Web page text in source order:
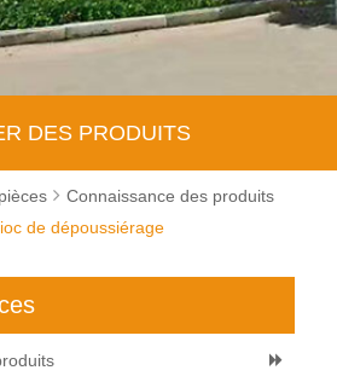
DES PRODUITS
Connaissance des produits
de dépoussiérage